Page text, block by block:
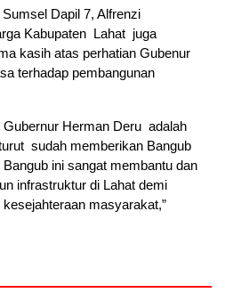
Dapil 7, Alfrenzi
Kabupaten Lahat juga
kasih atas perhatian Gubenur
terhadap pembangunan
Gubernur Herman Deru adalah
sudah memberikan Bangub
ini sangat membantu dan
infrastruktur di Lahat demi
masyarakat,”